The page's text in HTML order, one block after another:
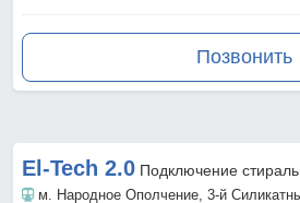
Позвонить
El-Tech 2.0 Подключение
м. Народное Ополчение, 3-й